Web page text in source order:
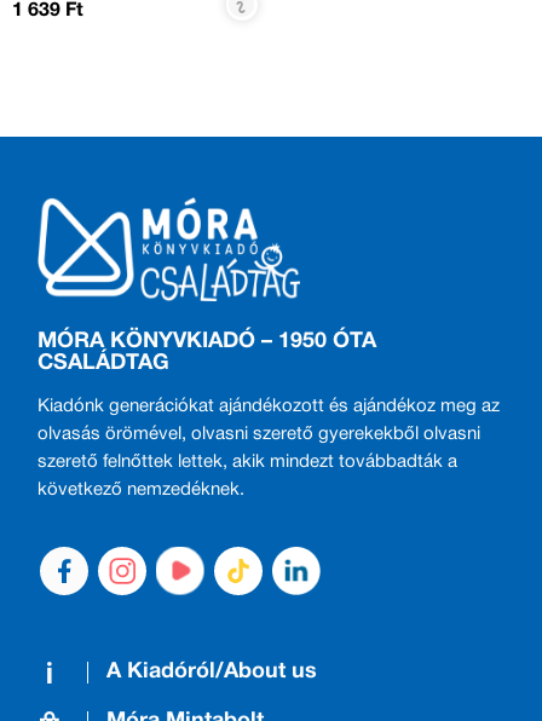
1 639 Ft
MÓRA KÖNYVKIADÓ – 1950 ÓTA
CSALÁDTAG
Kiadónk generációkat ajándékozott és ajándékoz meg az
olvasás örömével, olvasni szerető gyerekekből olvasni
szerető felnőttek lettek, akik mindezt továbbadták a
következő nemzedéknek.
A Kiadóról/About us